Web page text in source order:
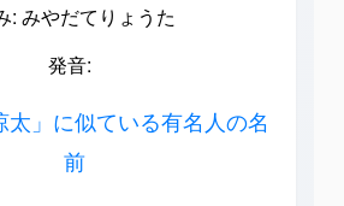
: みやだてりょうた
発音:
太」に似ている有名人の名
前